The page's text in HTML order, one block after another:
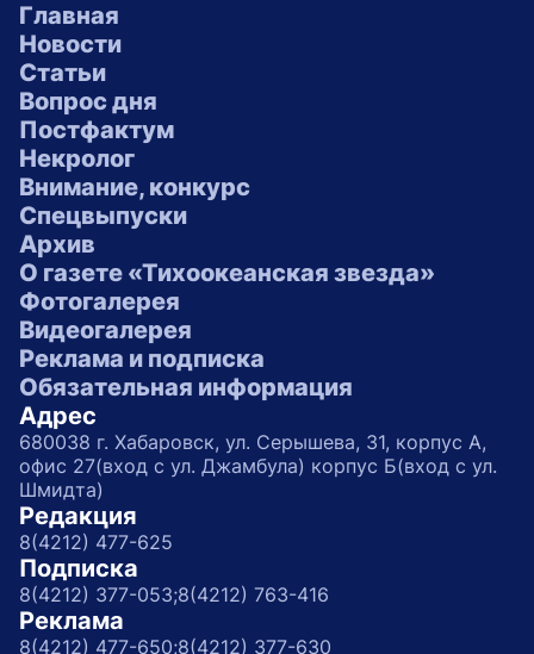
Главная
Новости
Статьи
Вопрос дня
Постфактум
Некролог
Внимание, конкурс
Спецвыпуски
Архив
О газете «Тихоокеанская звезда»
Фотогалерея
Видеогалерея
Реклама и подписка
Обязательная информация
Адрес
680038 г. Хабаровск, ул. Серышева, 31, корпус А,
офис 27(вход с ул. Джамбула) корпус Б(вход с ул.
Шмидта)
Редакция
8(4212) 477-625
Подписка
8(4212) 377-053;8(4212) 763-416
Реклама
8(4212) 477-650;8(4212) 377-630